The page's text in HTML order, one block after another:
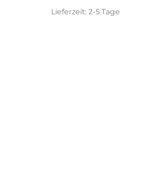
Lieferzeit: 2-5 Tage